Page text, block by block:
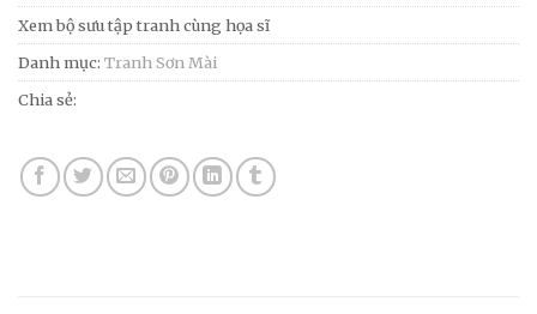
Xem bộ sưu tập tranh cùng họa sĩ
Danh mục: Tranh Sơn Mài
Chia sẻ: